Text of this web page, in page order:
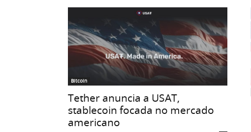
Bitcoin
Tether anuncia a USAT,
stablecoin focada no mercado
americano